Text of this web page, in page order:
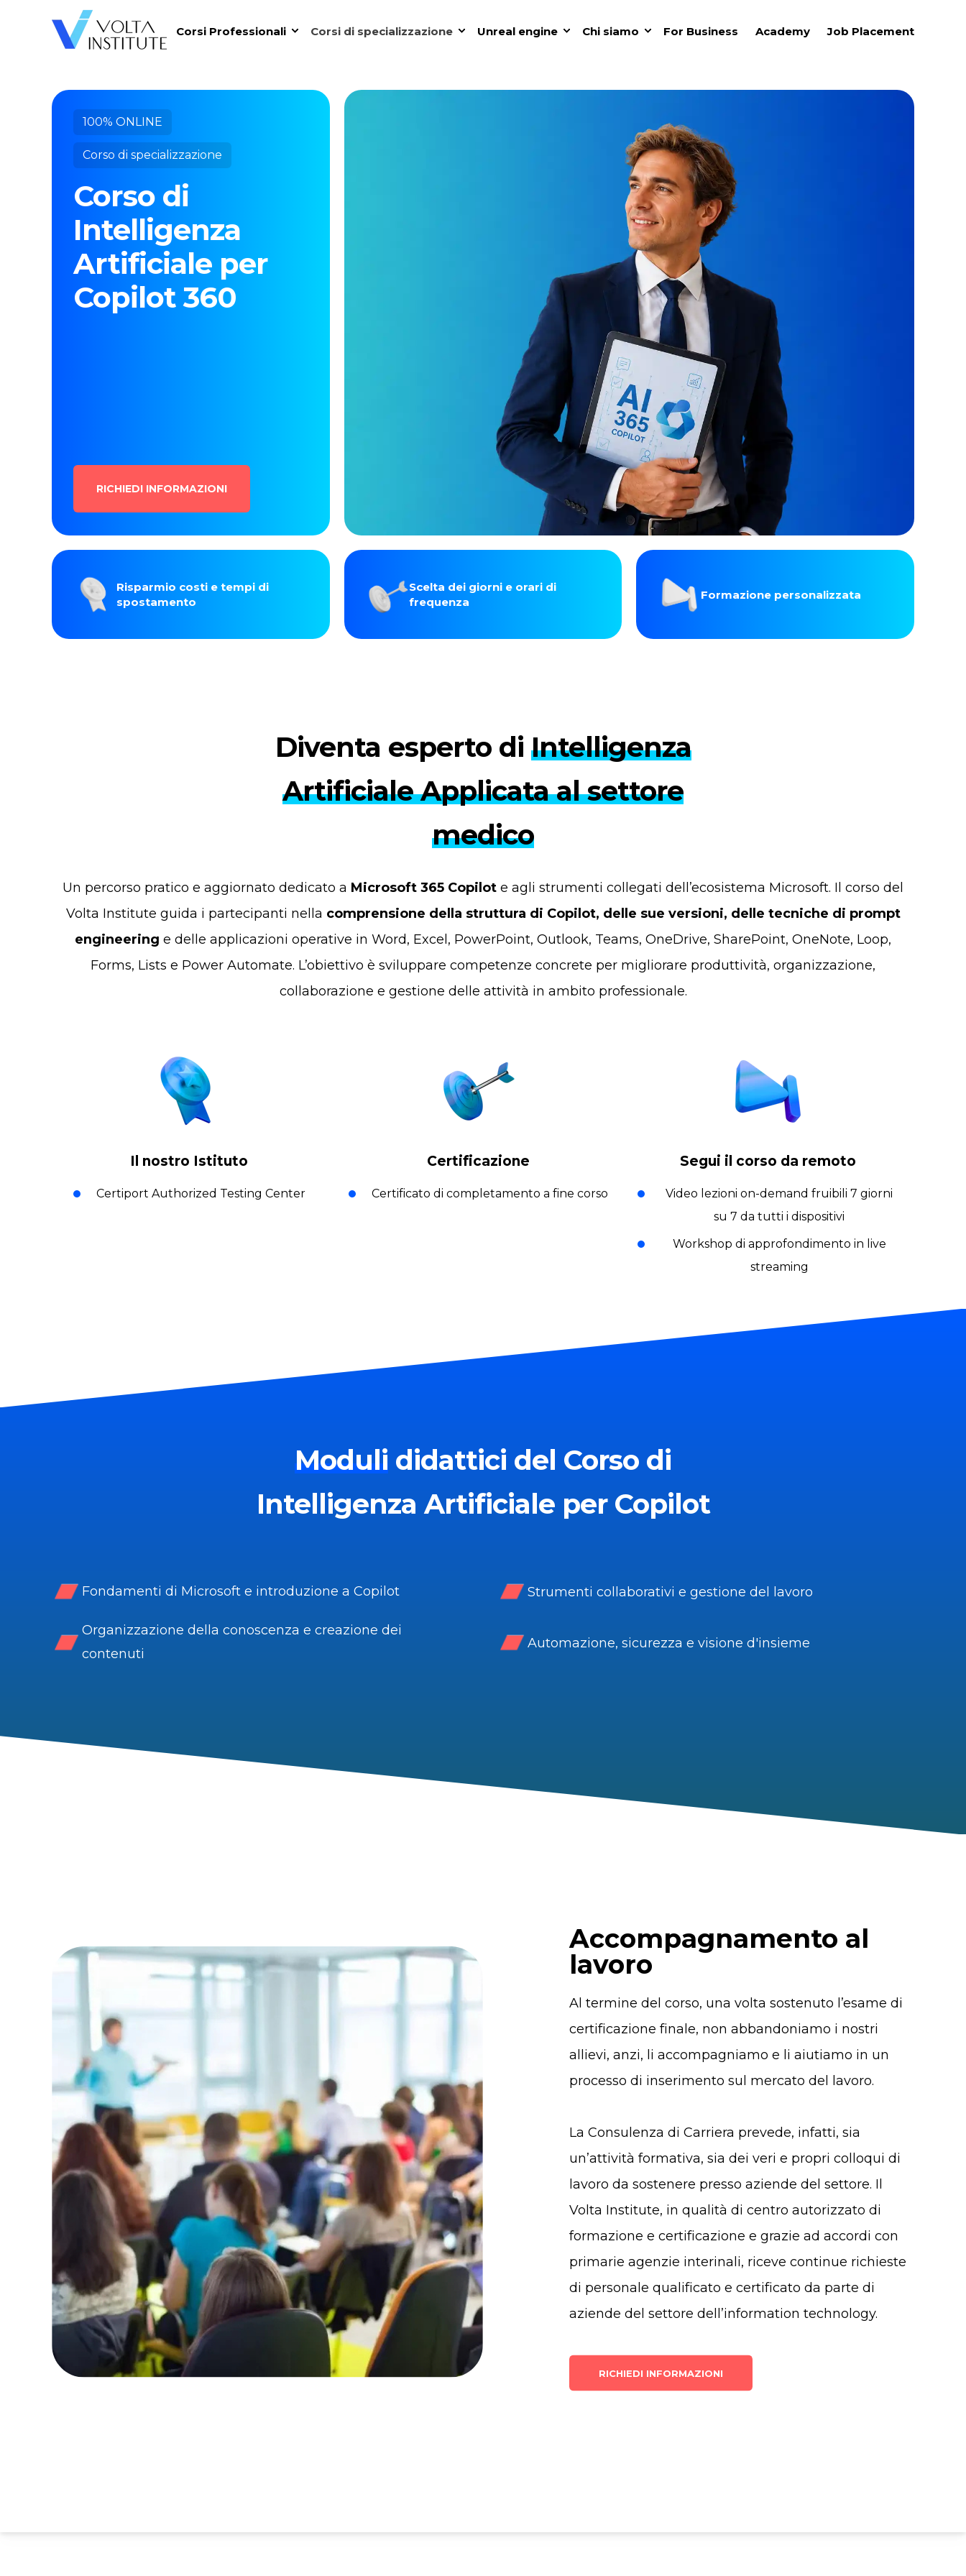
Corsi Professionali Corsi di specializzazione Unreal engine Chi siamo For Business Academy Job Placement
100% ONLINE
Corso di specializzazione
Corso di
Intelligenza
Artificiale per
Copilot 360
RICHIEDI INFORMAZIONI
Risparmio costi e tempi di
spostamento
Scelta dei giorni e orari di
frequenza
Formazione personalizzata
Diventa esperto di Intelligenza
Artificiale Applicata al settore
medico
Un percorso pratico e aggiornato dedicato a Microsoft 365 Copilot e agli strumenti collegati dell’ecosistema Microsoft. Il corso del
Volta Institute guida i partecipanti nella comprensione della struttura di Copilot, delle sue versioni, delle tecniche di prompt
engineering e delle applicazioni operative in Word, Excel, PowerPoint, Outlook, Teams, OneDrive, SharePoint, OneNote, Loop,
Forms, Lists e Power Automate. L’obiettivo è sviluppare competenze concrete per migliorare produttività, organizzazione,
collaborazione e gestione delle attività in ambito professionale.
Il nostro Istituto
Certiport Authorized Testing Center
Certificazione
Certificato di completamento a fine corso
Segui il corso da remoto
Video lezioni on-demand fruibili 7 giorni
su 7 da tutti i dispositivi
Workshop di approfondimento in live
streaming
Moduli didattici del Corso di
Intelligenza Artificiale per Copilot
Fondamenti di Microsoft e introduzione a Copilot
Organizzazione della conoscenza e creazione dei
contenuti
Strumenti collaborativi e gestione del lavoro
Automazione, sicurezza e visione d'insieme
Accompagnamento al
lavoro
Al termine del corso, una volta sostenuto l’esame di
certificazione finale, non abbandoniamo i nostri
allievi, anzi, li accompagniamo e li aiutiamo in un
processo di inserimento sul mercato del lavoro.
La Consulenza di Carriera prevede, infatti, sia
un’attività formativa, sia dei veri e propri colloqui di
lavoro da sostenere presso aziende del settore. Il
Volta Institute, in qualità di centro autorizzato di
formazione e certificazione e grazie ad accordi con
primarie agenzie interinali, riceve continue richieste
di personale qualificato e certificato da parte di
aziende del settore dell’information technology.
RICHIEDI INFORMAZIONI